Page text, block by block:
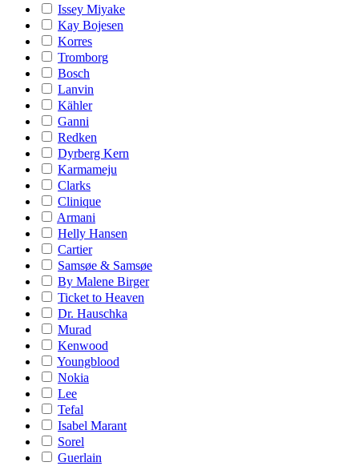
Issey Miyake
Kay Bojesen
Korres
Tromborg
Bosch
Lanvin
Kähler
Ganni
Redken
Dyrberg Kern
Karmameju
Clarks
Clinique
Armani
Helly Hansen
Cartier
Samsøe & Samsøe
By Malene Birger
Ticket to Heaven
Dr. Hauschka
Murad
Kenwood
Youngblood
Nokia
Lee
Tefal
Isabel Marant
Sorel
Guerlain